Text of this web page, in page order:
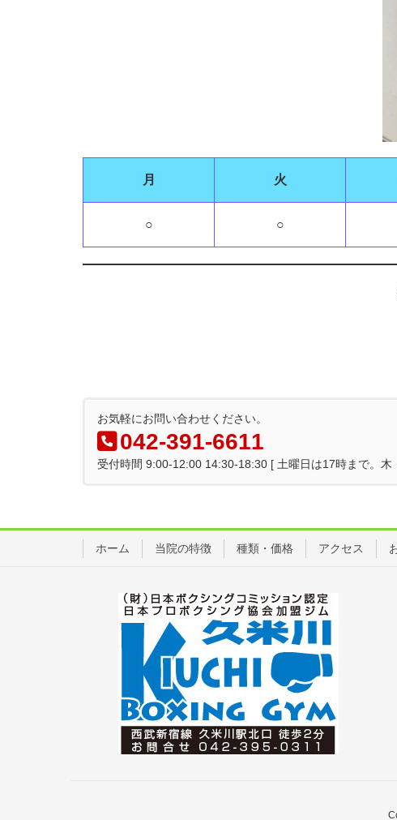
月 火
○ ○
お気軽にお問い合わせください。
042-391-6611
受付時間 9:00-12:00 14:30-18:30 [ 土曜日は17時まで。木
ホーム 当院の特徴 種類・価格 アクセス